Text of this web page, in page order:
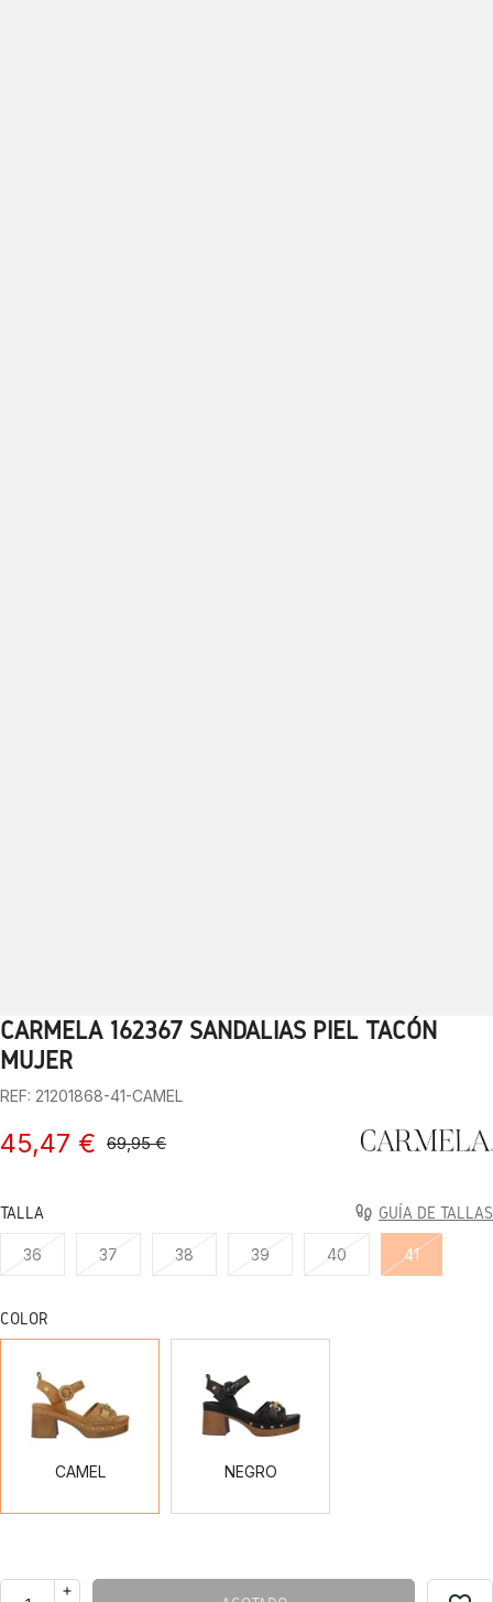
1 2 3 4 5 6 7 8 9 10
CARMELA 162367 SANDALIAS PIEL TACÓN
MUJER
REF: 21201868-41-CAMEL
45,47 € 69,95 €
TALLA GUÍA DE TALLAS
36 37 38 39 40 41
COLOR
CAMEL NEGRO